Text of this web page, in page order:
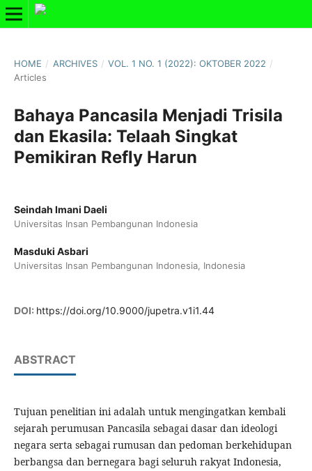
HOME / ARCHIVES / VOL. 1 NO. 1 (2022): OKTOBER 2022 /
Articles
Bahaya Pancasila Menjadi Trisila
dan Ekasila: Telaah Singkat
Pemikiran Refly Harun
Seindah Imani Daeli
Universitas Insan Pembangunan Indonesia
Masduki Asbari
Universitas Insan Pembangunan Indonesia, Indonesia
DOI: https://doi.org/10.9000/jupetra.v1i1.44
ABSTRACT
Tujuan penelitian ini adalah untuk mengingatkan kembali
sejarah perumusan Pancasila sebagai dasar dan ideologi
negara serta sebagai rumusan dan pedoman berkehidupan
berbangsa dan bernegara bagi seluruh rakyat Indonesia,